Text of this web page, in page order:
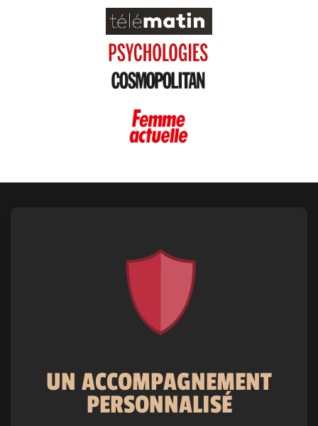
UN ACCOMPAGNEMENT
PERSONNALISÉ